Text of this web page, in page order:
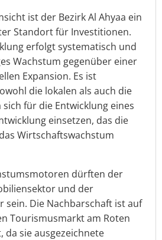
ist der Bezirk Al Ahyaa ein
Standort für Investitionen.
erfolgt systematisch und
Wachstum gegenüber einer
Expansion. Es ist
die lokalen als auch die
für die Entwicklung eines
einsetzen, das die
Wirtschaftswachstum
dürften der
und der
sein. Die Nachbarschaft ist auf
Tourismusmarkt am Roten
sie ausgezeichnete